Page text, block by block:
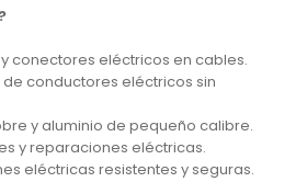
conectores eléctricos en cables.
conductores eléctricos sin
y aluminio de pequeño calibre.
y reparaciones eléctricas.
eléctricas resistentes y seguras.